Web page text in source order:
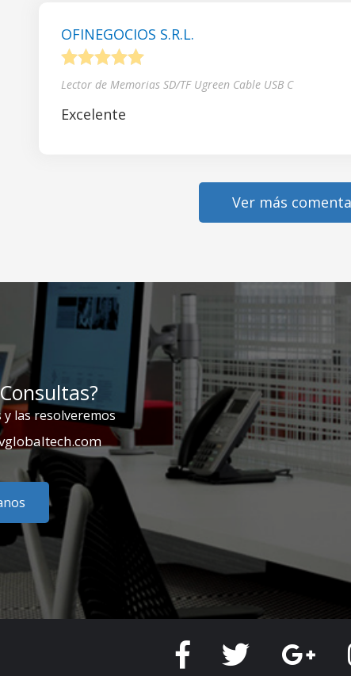
OFINEGOCIOS S.R.L.
Lector de Memorias SD/TF Ugreen Cable USB C
Excelente
Ver más
las resolveremos